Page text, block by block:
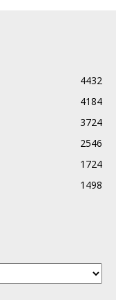
4432
4184
3724
2546
1724
1498